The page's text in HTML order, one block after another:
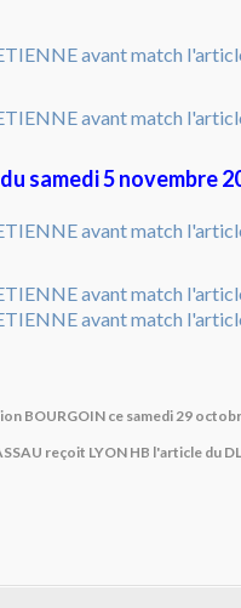
samedi 5 novembre
BOURGOIN ce samedi 29
reçoit LYON HB l'article du